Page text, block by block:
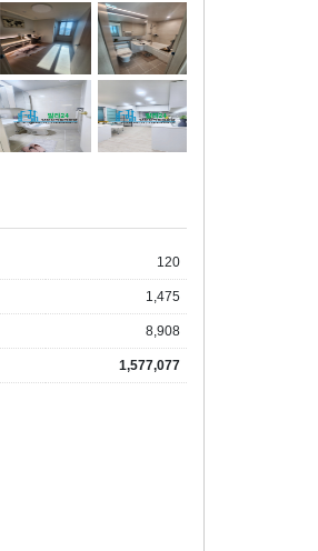
120
1,475
8,908
1,577,077